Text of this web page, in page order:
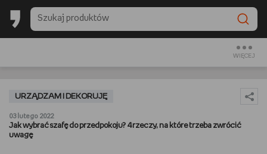
WIĘCEJ
BACK TO SCHOOL
SŁUCHAM
RANKINGI
URZĄDZAM I DEKORUJĘ
03 lutego 2022
Jak wybrać szafę do przedpokoju? 4 rzeczy, na które trzeba zwrócić
uwagę